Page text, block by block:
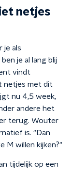
netjes
je als
je al lang blij
vindt
netjes met dit
nu 4,5 week,
andere het
terug. Wouter
is. "Dan
M willen kijken?"
tijdelijk op een